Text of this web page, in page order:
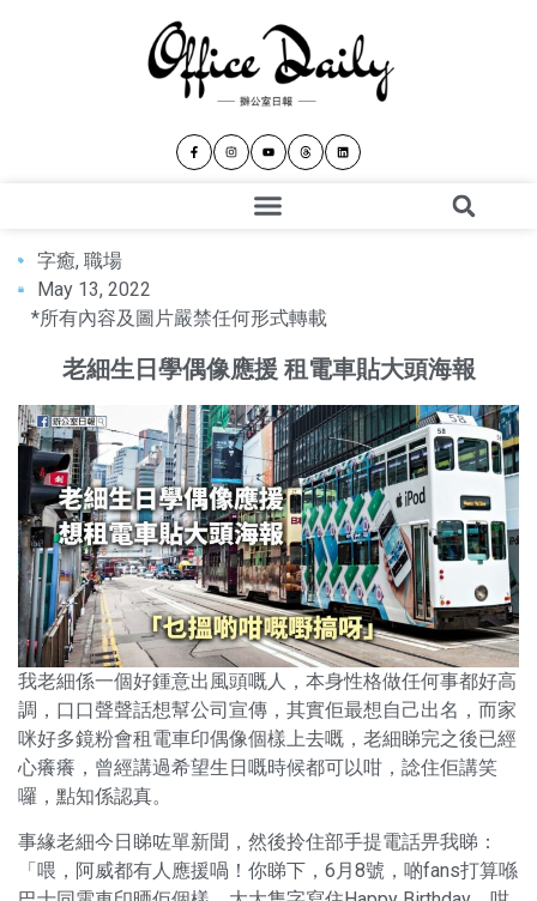
字癒, 職場
May 13, 2022
*所有內容及圖片嚴禁任何形式轉載
老細生日學偶像應援 租電車貼大頭海報
我老細係一個好鍾意出風頭嘅人，本身性格做任何事都好高
調，口口聲聲話想幫公司宣傳，其實佢最想自己出名，而家
咪好多鏡粉會租電車印偶像個樣上去嘅，老細睇完之後已經
心癢癢，曾經講過希望生日嘅時候都可以咁，諗住佢講笑
囉，點知係認真。
事緣老細今日睇咗單新聞，然後拎住部手提電話畀我睇：
「喂，阿威都有人應援喎！你睇下，6月8號，啲fans打算喺